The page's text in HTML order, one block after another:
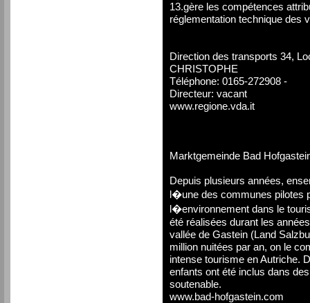
13.gère les compétences
réglementation technique des
Direction des transports 34,
CHRISTOPHE
Téléphone: 0165-272908 -
Directeur: vacant
www.regione.vda.it
Marktgemeinde Bad
Depuis plusieurs années,
l�une des communes pilotes
l�environnement dans le
été réalisées durant les
vallée de Gastein (Land
million nuitées par an, on le
intense tourisme en Autriche.
enfants ont été inclus dans
soutenable.
www.bad-hofgastein.com